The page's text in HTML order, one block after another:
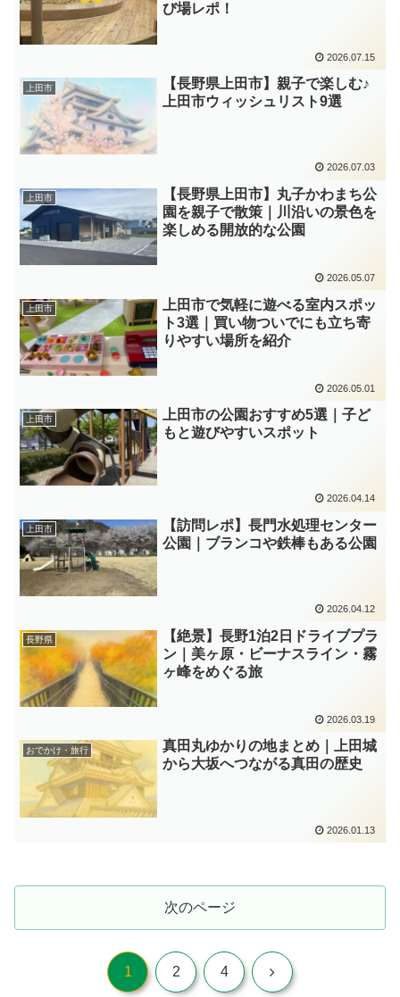
び場レポ！
2026.07.15
上田市
【長野県上田市】親子で楽しむ♪
上田市ウィッシュリスト9選
2026.07.03
上田市
【長野県上田市】丸子かわまち公
園を親子で散策｜川沿いの景色を
楽しめる開放的な公園
2026.05.07
上田市
上田市で気軽に遊べる室内スポッ
ト3選｜買い物ついでにも立ち寄
りやすい場所を紹介
2026.05.01
上田市
上田市の公園おすすめ5選｜子ど
もと遊びやすいスポット
2026.04.14
上田市
【訪問レポ】長門水処理センター
公園｜ブランコや鉄棒もある公園
2026.04.12
長野県
【絶景】長野1泊2日ドライブプラ
ン｜美ヶ原・ビーナスライン・霧
ヶ峰をめぐる旅
2026.03.19
おでかけ・旅行
真田丸ゆかりの地まとめ｜上田城
から大坂へつながる真田の歴史
2026.01.13
次のページ
1 2 4 次